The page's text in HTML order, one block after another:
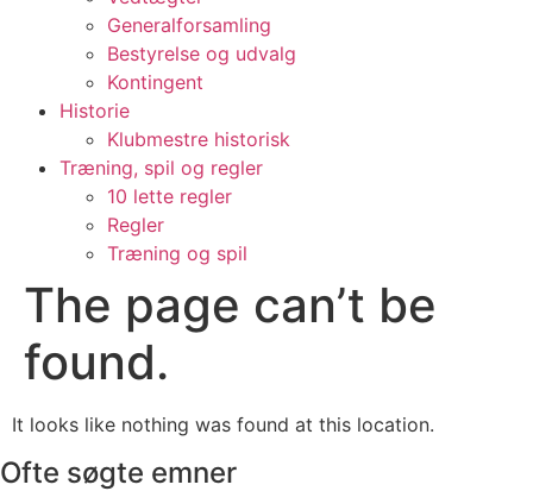
Generalforsamling
Bestyrelse og udvalg
Kontingent
Historie
Klubmestre historisk
Træning, spil og regler
10 lette regler
Regler
Træning og spil
The page can’t be
found.
It looks like nothing was found at this location.
Ofte søgte emner